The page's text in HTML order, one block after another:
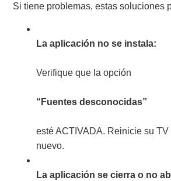
Si tiene problemas, estas soluciones
La aplicación no se instala:
Verifique que la opción
“Fuentes desconocidas”
esté ACTIVADA. Reinicie su TV
nuevo.
La aplicación se cierra o no